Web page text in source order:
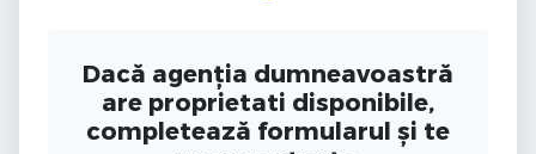
Dacă agenția dumneavoastră
are proprietati disponibile,
completează formularul și te